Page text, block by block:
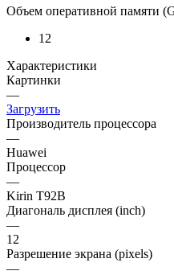
Объем оперативной памяти
12
Характеристики
Картинки
—
Загрузить
Производитель процессора
—
Huawei
Процессор
—
Kirin T92B
Диагональ дисплея (inch)
—
12
Разрешение экрана (pixels)
—